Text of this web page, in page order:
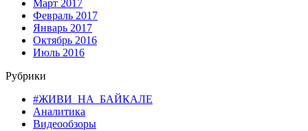
Март 2017
Февраль 2017
Январь 2017
Октябрь 2016
Июль 2016
Рубрики
#ЖИВИ_НА_БАЙКАЛЕ
Аналитика
Видеообзоры